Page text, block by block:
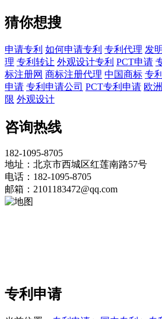
猜你想搜
申请专利 如何申请专利 专利代理 发
理 专利转让 外观设计专利 PCT申请
标注册网 商标注册代理 中国商标 专
申请 专利申请公司 PCT专利申请 欧
限 外观设计
咨询热线
182-1095-8705
地址：北京市西城区红莲南路57号
电话：182-1095-8705
邮箱：2101183472@qq.com
专利申请